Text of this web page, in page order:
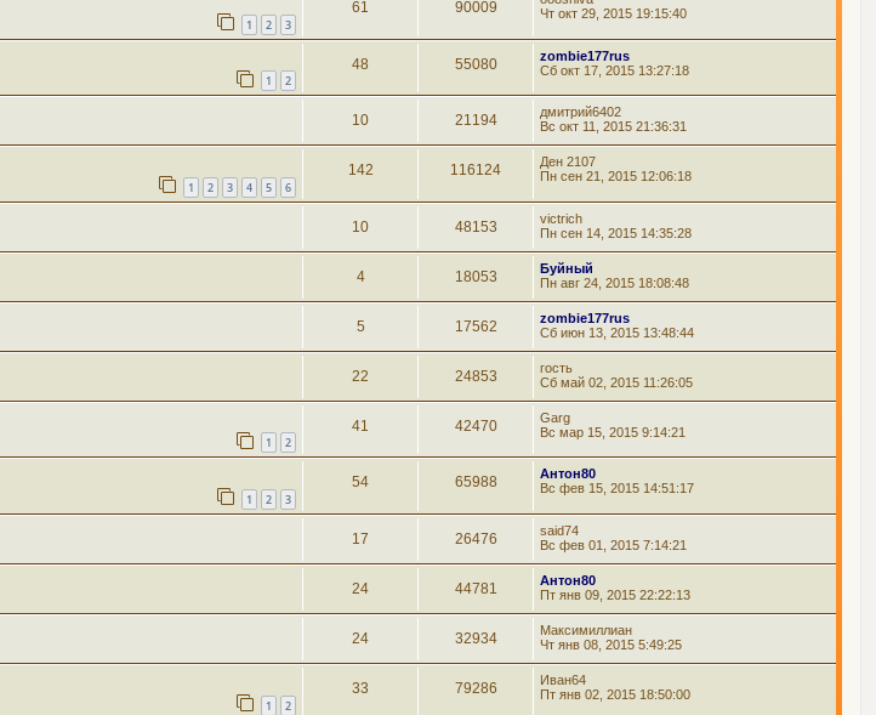
1 2 3
61 90009
Чт окт 29, 2015 19:15:40
1 2
48 55080
zombie177rus
Сб окт 17, 2015 13:27:18
10 21194
дмитрий6402
Вс окт 11, 2015 21:36:31
1 2 3 4 5 6
142 116124
Ден 2107
Пн сен 21, 2015 12:06:18
10 48153
victrich
Пн сен 14, 2015 14:35:28
4 18053
Буйный
Пн авг 24, 2015 18:08:48
5 17562
zombie177rus
Сб июн 13, 2015 13:48:44
22 24853
гость
Сб май 02, 2015 11:26:05
1 2
41 42470
Garg
Вс мар 15, 2015 9:14:21
1 2 3
54 65988
Антон80
Вс фев 15, 2015 14:51:17
17 26476
said74
Вс фев 01, 2015 7:14:21
24 44781
Антон80
Пт янв 09, 2015 22:22:13
24 32934
Максимиллиан
Чт янв 08, 2015 5:49:25
1 2
33 79286
Иван64
Пт янв 02, 2015 18:50:00